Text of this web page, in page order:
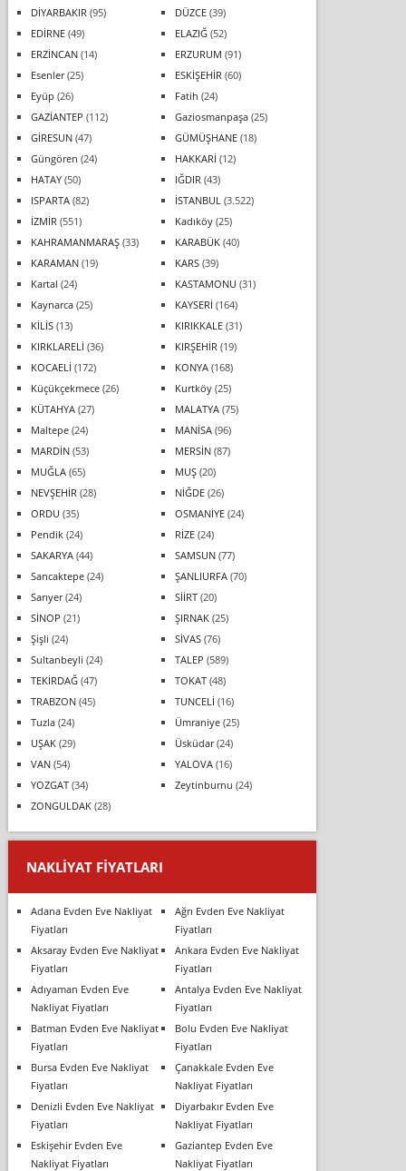
DİYARBAKIR (95) DÜZCE(39)
EDİRNE(49) ELAZIĞ(52)
ERZİNCAN(14) ERZURUM (91)
Esenler(25) ESKİŞEHİR (60)
Eyüp (26) Fatih (24)
GAZİANTEP (112) Gaziosmanpaşa(25)
GİRESUN(47) GÜMÜŞHANE(18)
Güngören (24) HAKKARİ (12)
HATAY(50) IĞDIR (43)
ISPARTA(82) İSTANBUL (3.522)
İZMİR (551) Kadıköy(25)
KAHRAMANMARAŞ(33) KARABÜK(40)
KARAMAN(19) KARS(39)
Kartal (24) KASTAMONU (31)
Kaynarca(25) KAYSERİ (164)
KİLİS(13) KIRIKKALE(31)
KIRKLARELİ (36) KIRŞEHİR (19)
KOCAELİ (172) KONYA(168)
Küçükçekmece(26) Kurtköy(25)
KÜTAHYA(27) MALATYA(75)
Maltepe(24) MANİSA(96)
MARDİN(53) MERSİN(87)
MUĞLA(65) MUŞ(20)
NEVŞEHİR (28) NİĞDE(26)
ORDU (35) OSMANİYE(24)
Pendik(24) RİZE(24)
SAKARYA(44) SAMSUN(77)
Sancaktepe(24) ŞANLIURFA(70)
Sarıyer(24) SİİRT(20)
SİNOP (21) ŞIRNAK(25)
Şişli (24) SİVAS(76)
Sultanbeyli (24) TALEP (589)
TEKİRDAĞ(47) TOKAT(48)
TRABZON(45) TUNCELİ (16)
Tuzla(24) Ümraniye(25)
UŞAK(29) Üsküdar(24)
VAN(54) YALOVA(16)
YOZGAT(34) Zeytinburnu (24)
ZONGULDAK(28)
NAKLIYAT FIYATLARI
Adana Evden Eve Nakliyat
Fiyatları
Ağrı Evden Eve Nakliyat
Fiyatları
Aksaray Evden Eve Nakliyat
Fiyatları
Ankara Evden Eve Nakliyat
Fiyatları
Adıyaman Evden Eve
Nakliyat Fiyatları
Antalya Evden Eve Nakliyat
Fiyatları
Batman Evden Eve Nakliyat
Fiyatları
Bolu Evden Eve Nakliyat
Fiyatları
Bursa Evden Eve Nakliyat
Fiyatları
Çanakkale Evden Eve
Nakliyat Fiyatları
Denizli Evden Eve Nakliyat
Fiyatları
Diyarbakır Evden Eve
Nakliyat Fiyatları
Eskişehir Evden Eve
Nakliyat Fiyatları
Gaziantep Evden Eve
Nakliyat Fiyatları